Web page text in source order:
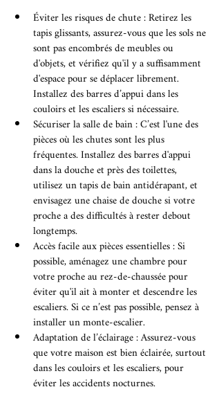
Éviter les risques de chute : Retirez les
tapis glissants, assurez-vous que les sols ne
sont pas encombrés de meubles ou
d'objets, et vérifiez qu'il y a suffisamment
d'espace pour se déplacer librement.
Installez des barres d’appui dans les
couloirs et les escaliers si nécessaire.
Sécuriser la salle de bain : C’est l'une des
pièces où les chutes sont les plus
fréquentes. Installez des barres d'appui
dans la douche et près des toilettes,
utilisez un tapis de bain antidérapant, et
envisagez une chaise de douche si votre
proche a des difficultés à rester debout
longtemps.
Accès facile aux pièces essentielles : Si
possible, aménagez une chambre pour
votre proche au rez-de-chaussée pour
éviter qu'il ait à monter et descendre les
escaliers. Si ce n’est pas possible, pensez à
installer un monte-escalier.
Adaptation de l’éclairage : Assurez-vous
que votre maison est bien éclairée, surtout
dans les couloirs et les escaliers, pour
éviter les accidents nocturnes.